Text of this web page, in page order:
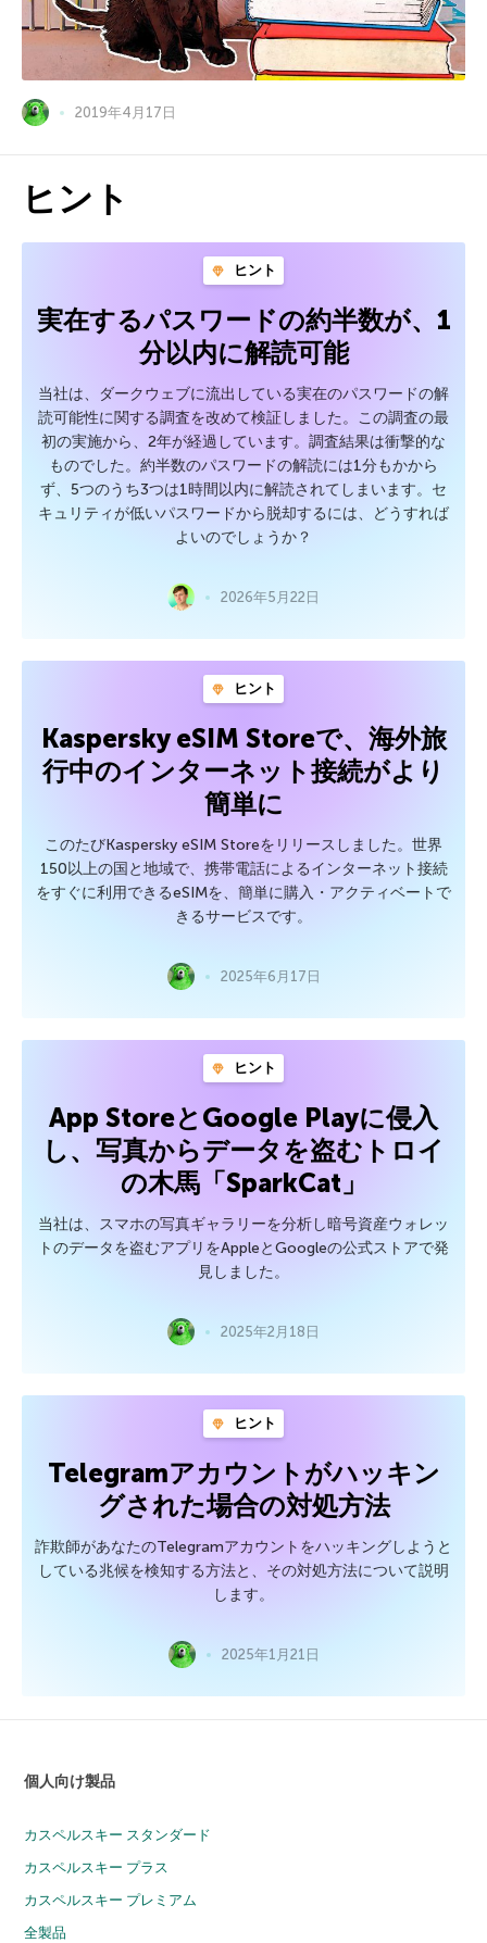
2019年4月17日
ヒント
ヒント
実在するパスワードの約半数が、1
分以内に解読可能
当社は、ダークウェブに流出している実在のパスワードの解
読可能性に関する調査を改めて検証しました。この調査の最
初の実施から、2年が経過しています。調査結果は衝撃的な
ものでした。約半数のパスワードの解読には1分もかから
ず、5つのうち3つは1時間以内に解読されてしまいます。セ
キュリティが低いパスワードから脱却するには、どうすれば
よいのでしょうか？
2026年5月22日
ヒント
Kaspersky eSIM Storeで、海外旅
行中のインターネット接続がより
簡単に
このたびKaspersky eSIM Storeをリリースしました。世界
150以上の国と地域で、携帯電話によるインターネット接続
をすぐに利用できるeSIMを、簡単に購入・アクティベートで
きるサービスです。
2025年6月17日
ヒント
App StoreとGoogle Playに侵入
し、写真からデータを盗むトロイ
の木馬「SparkCat」
当社は、スマホの写真ギャラリーを分析し暗号資産ウォレッ
トのデータを盗むアプリをAppleとGoogleの公式ストアで発
見しました。
2025年2月18日
ヒント
Telegramアカウントがハッキン
グされた場合の対処方法
詐欺師があなたのTelegramアカウントをハッキングしようと
している兆候を検知する方法と、その対処方法について説明
します。
2025年1月21日
個人向け製品
カスペルスキー スタンダード
カスペルスキー プラス
カスペルスキー プレミアム
全製品